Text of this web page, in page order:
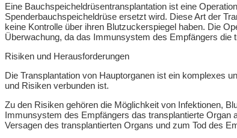
Eine Bauchspeicheldrüsentransplantation ist eine
Spenderbauchspeicheldrüse ersetzt wird. Diese Art der
keine Kontrolle über ihren Blutzuckerspiegel haben. Die
Überwachung, da das Immunsystem des Empfängers die
Risiken und Herausforderungen
Die Transplantation von Hauptorganen ist ein komplexes
und Risiken verbunden ist.
Zu den Risiken gehören die Möglichkeit von Infektionen,
Immunsystem des Empfängers das transplantierte Organ
Versagen des transplantierten Organs und zum Tod des